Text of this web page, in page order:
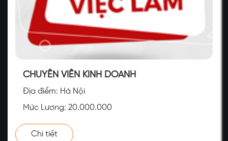
CHUYÊN VIÊN KINH DOANH
Địa điểm: Hà Nội
Mức Lương: 20.000.000
Chi tiết